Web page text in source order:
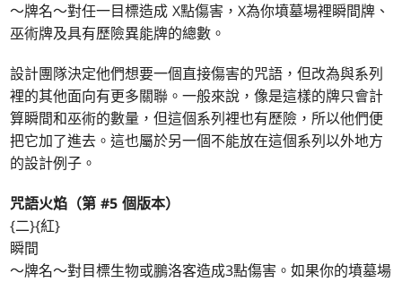
～牌名～對任一目標造成 X點傷害，X為你墳墓場裡瞬間牌、
巫術牌及具有歷險異能牌的總數。
設計團隊決定他們想要一個直接傷害的咒語，但改為與系列
裡的其他面向有更多關聯。一般來說，像是這樣的牌只會計
算瞬間和巫術的數量，但這個系列裡也有歷險，所以他們便
把它加了進去。這也屬於另一個不能放在這個系列以外地方
的設計例子。
咒語火焰（第 #5 個版本）
{二}{紅}
瞬間
～牌名～對目標生物或鵬洛客造成3點傷害。如果你的墳墓場